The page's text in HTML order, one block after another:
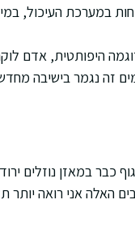
במערכת העיכול,
היפותטית, אדם
זה נגמר בישיבה
כבר במאזן נוזלים
האלה אני רואה יותר